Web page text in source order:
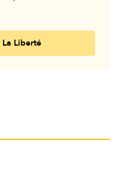
Liberté